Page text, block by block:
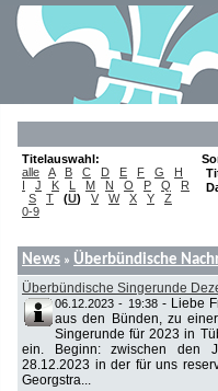
Titelauswahl:
alle
A B C D E F G
H
I
J K L M N O P Q
R
S
T (U) V W X Y
Z
0-9
News » Überbündische
Überbündische Singerunde
06.12.2023 - 19:38- Liebe
aus den Bünden, zu
Singerunde für 2023 in
ein. Beginn: zwischen den
28.12.2023 in der für uns
Georgstra...